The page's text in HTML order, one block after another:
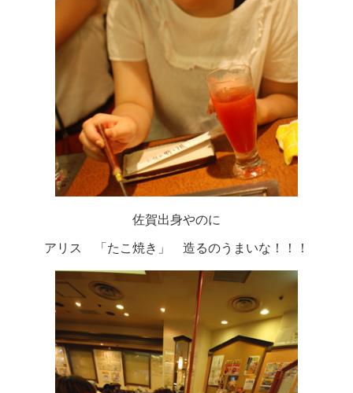
佐賀出身やのに
アリス 「たこ焼き」 造るのうまいな！！！